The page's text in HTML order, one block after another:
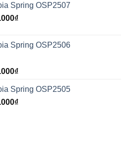
Spring OSP2507
₫
Spring OSP2506
₫
Spring OSP2505
₫